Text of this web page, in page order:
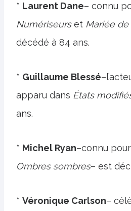
* Laurent Dane– connu
Numériseurset Mariée
décédé à 84 ans.
* Guillaume Blessé
apparu dans États
ans.
* Michel Ryan–connu
Ombres sombres– est
* Véronique Carlson–